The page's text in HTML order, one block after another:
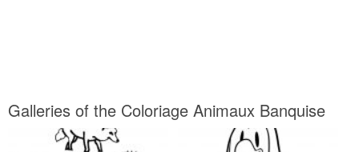
Galleries of the Coloriage Animaux Banquise